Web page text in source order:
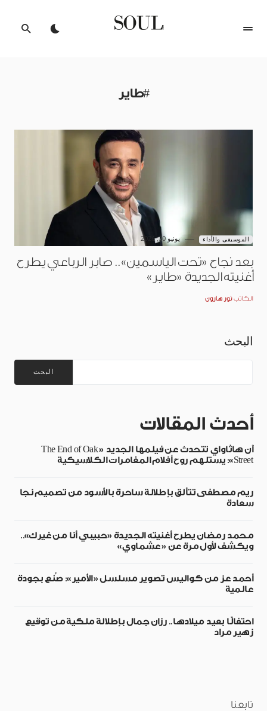
#طاير
الموسيقى والأداء يونيو 30, 2026
بعد نجاح «تحت الياسمين».. صابر الرباعي يطرح
أغنيته الجديدة «طاير»
الكاتب نور هارون
البحث
البحث
أحدث المقالات
آن هاثاواي تتحدث عن فيلمها الجديد «The End of Oak
Street»: يستلهم روح أفلام المغامرات الكلاسيكية
ريم مصطفى تتألق بإطلالة ساحرة بالأسود من تصميم نجا
سعادة
محمد رمضان يطرح أغنيته الجديدة «حبيبي أنا من غيرك»..
ويكشف لأول مرة عن «عشماوي»
أحمد عز من كواليس تصوير مسلسل «الأمير»: صُنع بجودة
عالمية
احتفالًا بعيد ميلادها.. رزان جمال بإطلالة ملكية من توقيع
زهير مراد
تابعنا